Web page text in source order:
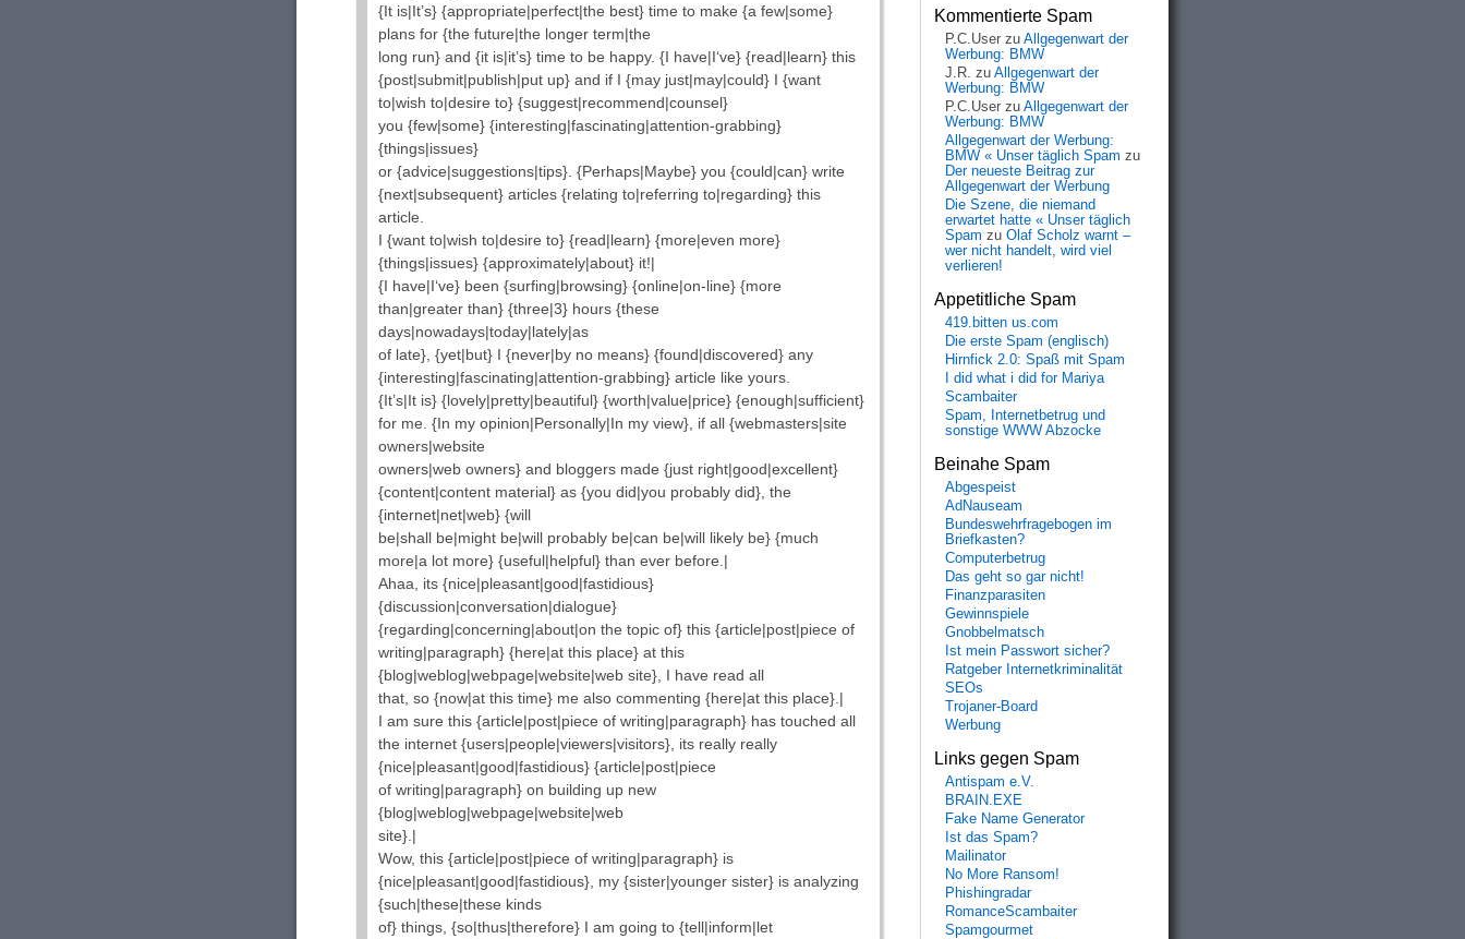
{It is|It’s} {appropriate|perfect|the best} time to make {a few|some}
plans for {the future|the longer term|the
long run} and {it is|it’s} time to be happy. {I have|I‘ve} {read|learn} this
{post|submit|publish|put up} and if I {may just|may|could} I {want
to|wish to|desire to} {suggest|recommend|counsel}
you {few|some} {interesting|fascinating|attention-grabbing}
{things|issues}
or {advice|suggestions|tips}. {Perhaps|Maybe} you {could|can} write
{next|subsequent} articles {relating to|referring to|regarding} this
article.
I {want to|wish to|desire to} {read|learn} {more|even more}
{things|issues} {approximately|about} it!|
{I have|I‘ve} been {surfing|browsing} {online|on-line} {more
than|greater than} {three|3} hours {these
days|nowadays|today|lately|as
of late}, {yet|but} I {never|by no means} {found|discovered} any
{interesting|fascinating|attention-grabbing} article like yours.
{It’s|It is} {lovely|pretty|beautiful} {worth|value|price} {enough|sufficient}
for me. {In my opinion|Personally|In my view}, if all {webmasters|site
owners|website
owners|web owners} and bloggers made {just right|good|excellent}
{content|content material} as {you did|you probably did}, the
{internet|net|web} {will
be|shall be|might be|will probably be|can be|will likely be} {much
more|a lot more} {useful|helpful} than ever before.|
Ahaa, its {nice|pleasant|good|fastidious}
{discussion|conversation|dialogue}
{regarding|concerning|about|on the topic of} this {article|post|piece of
writing|paragraph} {here|at this place} at this
{blog|weblog|webpage|website|web site}, I have read all
that, so {now|at this time} me also commenting {here|at this place}.|
I am sure this {article|post|piece of writing|paragraph} has touched all
the internet {users|people|viewers|visitors}, its really really
{nice|pleasant|good|fastidious} {article|post|piece
of writing|paragraph} on building up new
{blog|weblog|webpage|website|web
site}.|
Wow, this {article|post|piece of writing|paragraph} is
{nice|pleasant|good|fastidious}, my {sister|younger sister} is analyzing
{such|these|these kinds
of} things, {so|thus|therefore} I am going to {tell|inform|let
Kommentierte Spam
P.C.User zu Allgegenwart der
Werbung: BMW
J.R. zu Allgegenwart der
Werbung: BMW
P.C.User zu Allgegenwart der
Werbung: BMW
Allgegenwart der Werbung:
BMW « Unser täglich Spam zu
Der neueste Beitrag zur
Allgegenwart der Werbung
Die Szene, die niemand
erwartet hatte « Unser täglich
Spam zu Olaf Scholz warnt –
wer nicht handelt, wird viel
verlieren!
Appetitliche Spam
419.bitten us.com
Die erste Spam (englisch)
Hirnfick 2.0: Spaß mit Spam
I did what i did for Mariya
Scambaiter
Spam, Internetbetrug und
sonstige WWW Abzocke
Beinahe Spam
Abgespeist
AdNauseam
Bundeswehrfragebogen im
Briefkasten?
Computerbetrug
Das geht so gar nicht!
Finanzparasiten
Gewinnspiele
Gnobbelmatsch
Ist mein Passwort sicher?
Ratgeber Internetkriminalität
SEOs
Trojaner-Board
Werbung
Links gegen Spam
Antispam e.V.
BRAIN.EXE
Fake Name Generator
Ist das Spam?
Mailinator
No More Ransom!
Phishingradar
RomanceScambaiter
Spamgourmet